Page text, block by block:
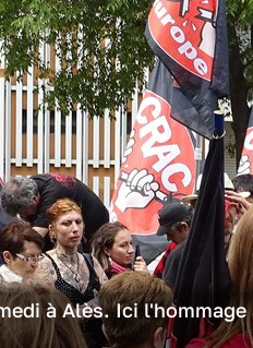
à Alès. Ici